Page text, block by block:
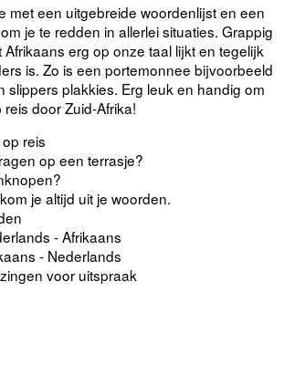
met een uitgebreide woordenlijst en een
je te redden in allerlei situaties. Grappig
erg op onze taal lijkt en tegelijk
is. Zo is een portemonnee bijvoorbeeld
slippers plakkies. Erg leuk en handig om
door Zuid-Afrika!
reis
op een terrasje?
je altijd uit je woorden.
- Afrikaans
- Nederlands
voor uitspraak